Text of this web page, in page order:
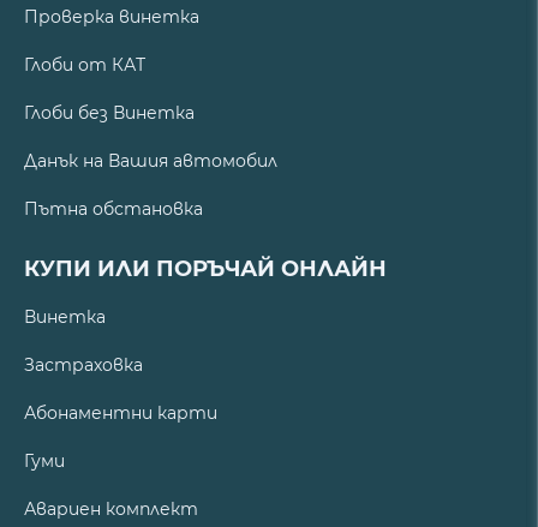
Проверка винетка
Глоби от КАТ
Глоби без Винетка
Данък на Вашия автомобил
Пътна обстановка
КУПИ ИЛИ ПОРЪЧАЙ ОНЛАЙН
Винетка
Застраховка
Абонаментни карти
Гуми
Авариен комплект